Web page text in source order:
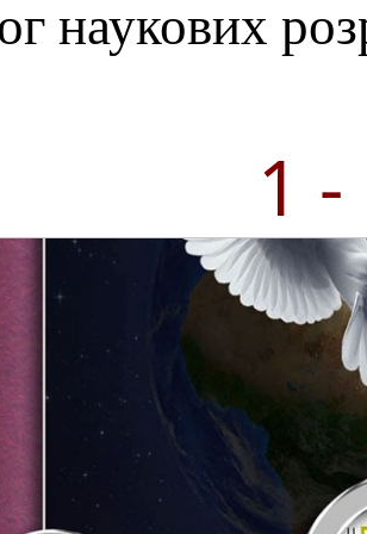
наукових
1